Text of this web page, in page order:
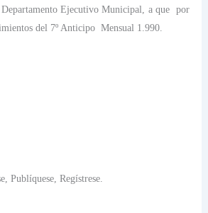
Departamento Ejecutivo Municipal, a que por
del 7º Anticipo Mensual 1.990.
Publíquese, Regístrese.